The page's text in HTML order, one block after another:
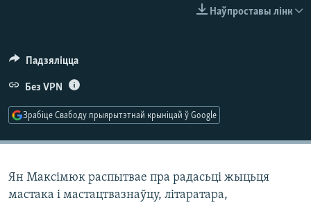
Наўпроставы лінк
Падзяліцца
Без VPN
Зрабіце Свабоду прыярытэтнай крыніцай ў Google
Ян Максімюк распытвае пра радасьці жыцьця
мастака і мастацтвазнаўцу, літаратара,